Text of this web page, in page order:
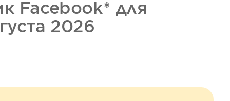
Facebook* для
2026